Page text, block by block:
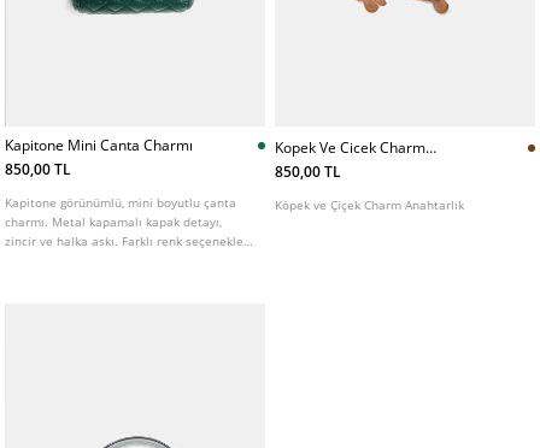
Kapitone Mini Canta Charmı
850,00 TL
Kapitone görünümlü, mini boyutlu çanta
charmı. Metal kapamalı kapak detayı,
zincir ve halka askı. Farklı renk seçenekleri
Kopek Ve Cicek Charm
Anahtarlık
850,00 TL
Köpek ve Çiçek Charm Anahtarlık